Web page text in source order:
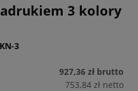
3 kolory
3
927,36 zł brutto
753,84 zł netto